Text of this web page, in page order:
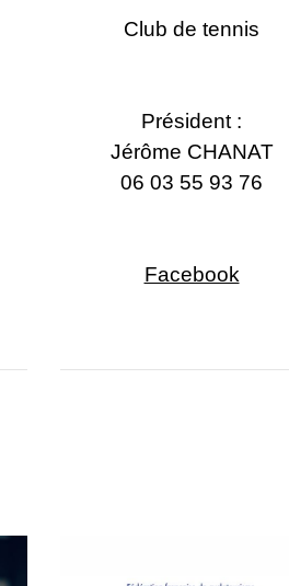
Club de tennis
Président :
Jérôme CHANAT
06 03 55 93 76
Facebook